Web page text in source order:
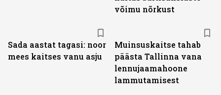
võimu nõrkust
Sada aastat tagasi: noor
mees kaitses vanu asju
Muinsuskaitse tahab
päästa Tallinna vana
lennujaamahoone
lammutamisest